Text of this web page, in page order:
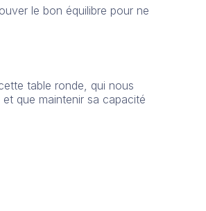
le bon équilibre pour ne
table ronde, qui nous
que maintenir sa capacité